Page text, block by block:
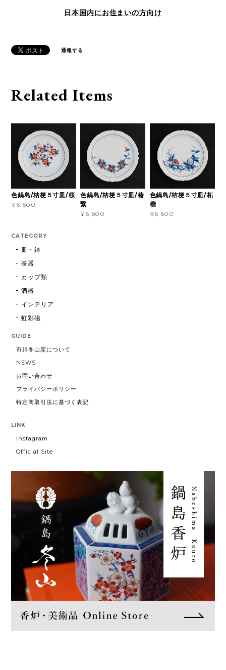
日本国内にお住まいの方向け
通報する
Related Items
色鍋島/桔梗５寸皿/桜
¥6,600
色鍋島/桔梗５寸皿/椿
繋
¥6,600
色鍋島/桔梗５寸皿/柘
榴
¥6,600
CATEGORY
皿・鉢
茶器
カップ類
酒器
インテリア
虹彩磁
GUIDE
市川冬山窯について
NEWS
お問い合わせ
プライバシーポリシー
特定商取引法に基づく表記
LINK
Instagram
Official Site